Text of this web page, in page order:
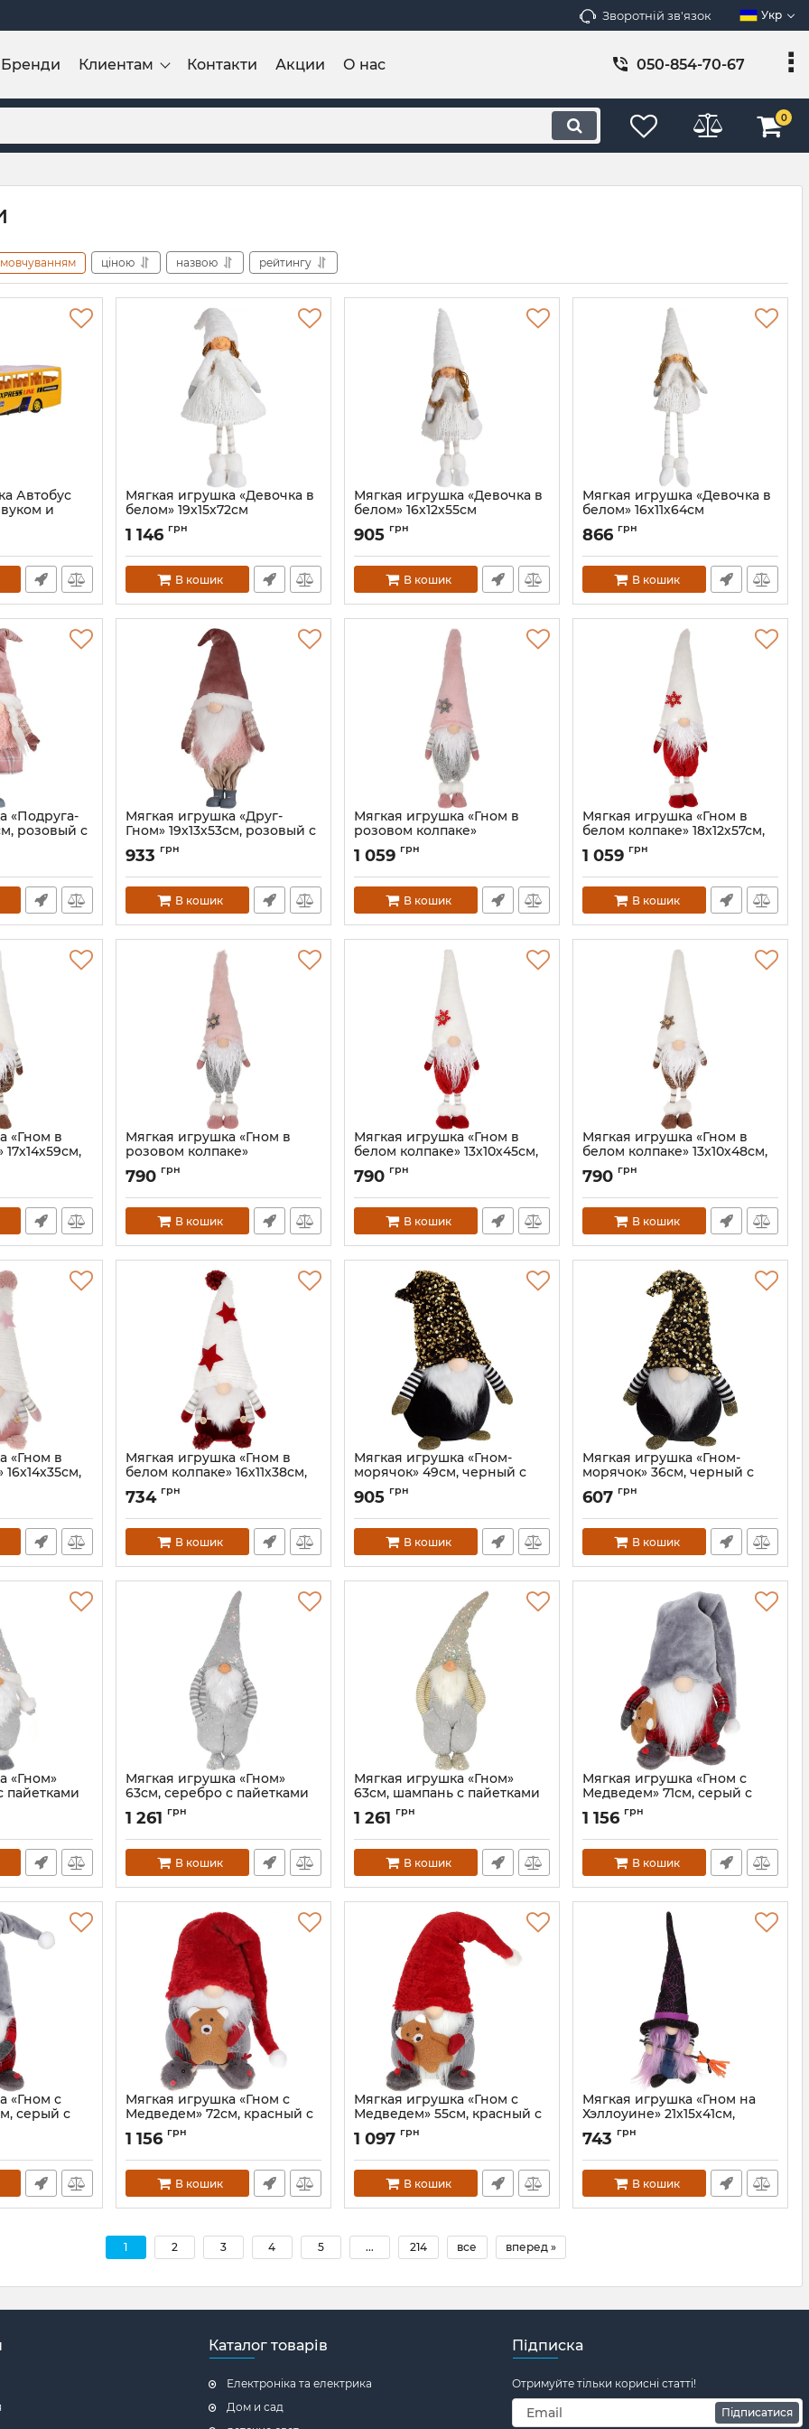
Зворотній зв'язок Укр
Бренди Клиентам Контакти Акции О нас 050-854-70-67
0
ціною назвою рейтингу
Автобус
и
Мягкая игрушка «Девочка в
белом» 19х15х72см
Артикул: BD-877-295
1 146 грн
В кошик
Мягкая игрушка «Девочка в
белом» 16х12х55см
Артикул: BD-877-294
905 грн
В кошик
Мягкая игрушка «Девочка в
белом» 16х11х64см
Артикул: BD-877-293
866 грн
В кошик
«Подруга-
розовый с
Мягкая игрушка «Друг-
Гном» 19х13х53см, розовый с
коричневым
Артикул:
933 грн
В кошик
Мягкая игрушка «Гном в
розовом колпаке»
18х12х57см, розовый с белым
Артикул:
1 059 грн
В кошик
Мягкая игрушка «Гном в
белом колпаке» 18х12х57см,
белый с красным
Артикул:
1 059 грн
В кошик
«Гном в
Мягкая игрушка «Гном в
розовом колпаке»
13х10х45см, розовый
Артикул:
790 грн
В кошик
Мягкая игрушка «Гном в
белом колпаке» 13х10х45см,
белый с красным
Артикул:
790 грн
В кошик
Мягкая игрушка «Гном в
белом колпаке» 13х10х48см,
белый с коричневым
Артикул:
790 грн
В кошик
«Гном в
Мягкая игрушка «Гном в
белом колпаке» 16х11х38см,
белый с красным
Артикул:
734 грн
В кошик
Мягкая игрушка «Гном-
морячок» 49см, черный с
золотыми пайетками
Артикул:
905 грн
В кошик
Мягкая игрушка «Гном-
морячок» 36см, черный с
золотыми пайетками
Артикул:
607 грн
В кошик
«Гном»
пайетками
Мягкая игрушка «Гном»
63см, серебро с пайетками
Артикул: BD-877-278
1 261 грн
В кошик
Мягкая игрушка «Гном»
63см, шампань с пайетками
Артикул: BD-877-277
1 261 грн
В кошик
Мягкая игрушка «Гном с
Медведем» 71см, серый с
красным
Артикул:
1 156 грн
В кошик
«Гном с
серый с
Мягкая игрушка «Гном с
Медведем» 72см, красный с
серым
Артикул:
1 156 грн
В кошик
Мягкая игрушка «Гном с
Медведем» 55см, красный с
Артикул:
1 097 грн
В кошик
Мягкая игрушка «Гном на
Хэллоуине» 21х15х41см,
девочка
Артикул:
743 грн
В кошик
1 2 3 4 5 ... 214 все вперед »
Каталог товарів
Електроніка та електрика
Дом и сад
Підписка
Отримуйте тільки корисні статті!
Підписатися